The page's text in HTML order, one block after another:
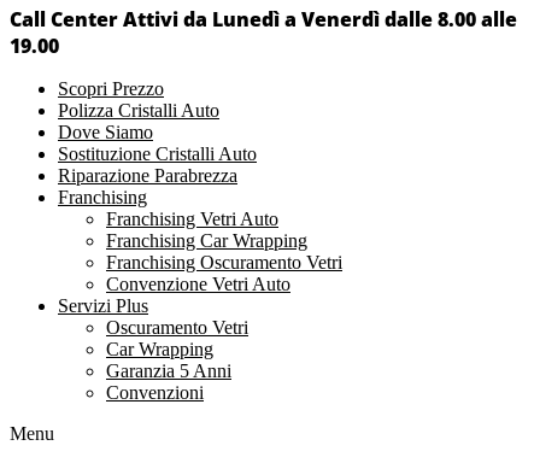
Call Center Attivi da Lunedì a Venerdì dalle 8.00 alle
19.00
Scopri Prezzo
Polizza Cristalli Auto
Dove Siamo
Sostituzione Cristalli Auto
Riparazione Parabrezza
Franchising
Franchising Vetri Auto
Franchising Car Wrapping
Franchising Oscuramento Vetri
Convenzione Vetri Auto
Servizi Plus
Oscuramento Vetri
Car Wrapping
Garanzia 5 Anni
Convenzioni
Menu